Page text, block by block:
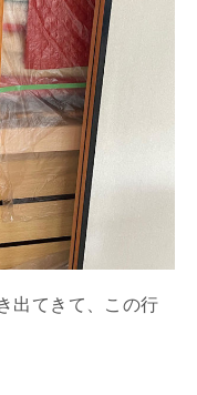
出てきて、この行